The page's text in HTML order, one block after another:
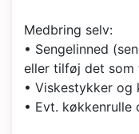
Medbring selv:
• Sengelinned
eller tilføj det
• Viskestykker og
• Evt. køkkenrulle